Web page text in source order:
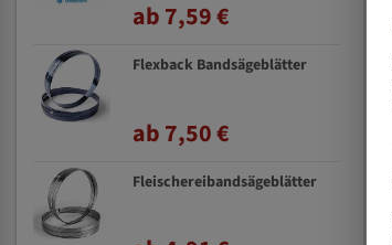
ab 7,59 €
Flexback Bandsägeblätter
ab 7,50 €
Fleischereibandsägeblätter